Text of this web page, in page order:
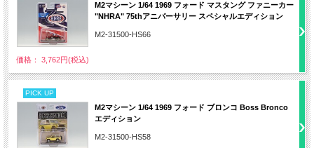
M2マシーン 1/64 1969 フォード マスタング ファニーカー
"NHRA" 75thアニバーサリー スペシャルエディション
M2-31500-HS66
価格： 3,762円(税込)
PICK UP
M2マシーン 1/64 1969 フォード ブロンコ Boss Bronco
エディション
M2-31500-HS58